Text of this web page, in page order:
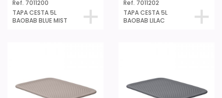
Ref. 7011200
TAPA CESTA 5L
BAOBAB BLUE MIST
Ref. 7011202
TAPA CESTA 5L
BAOBAB LILAC